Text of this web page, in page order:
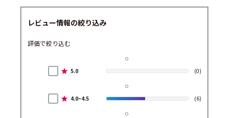
レビュー情報の絞り込み
評価で絞り込む
5.0 (0)
4.0~4.5 (6)